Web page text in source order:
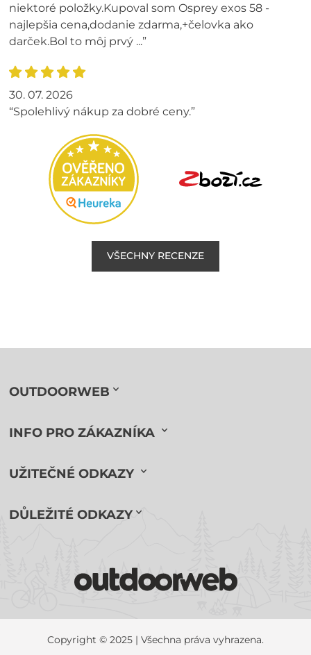
niektoré položky.Kupoval som Osprey exos 58 -
najlepšia cena,dodanie zdarma,+čelovka ako
darček.Bol to môj prvý ...”
30. 07. 2026
“Spolehlivý nákup za dobré ceny.”
VŠECHNY RECENZE
OUTDOORWEB
INFO PRO ZÁKAZNÍKA
UŽITEČNÉ ODKAZY
DŮLEŽITÉ ODKAZY
Copyright © 2025 | Všechna práva vyhrazena.